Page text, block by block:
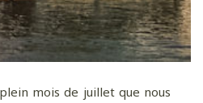
mois de juillet que nous